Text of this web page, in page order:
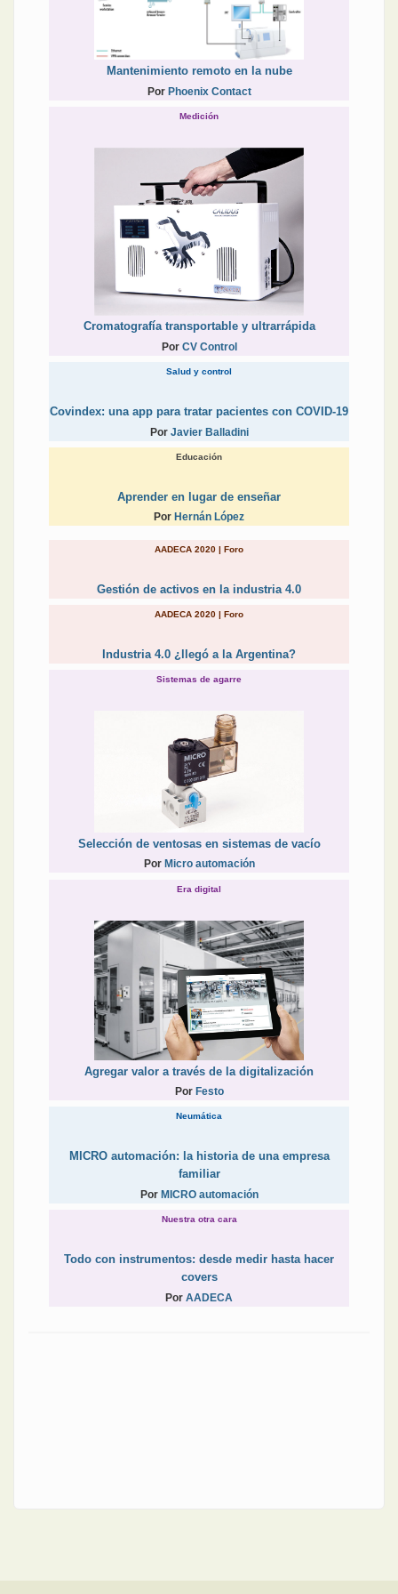
Mantenimiento remoto en la nube
Por Phoenix Contact
Medición
Cromatografía transportable y ultrarrápida
Por CV Control
Salud y control
Covindex: una app para tratar pacientes con COVID-19
Por Javier Balladini
Educación
Aprender en lugar de enseñar
Por Hernán López
AADECA 2020 | Foro
Gestión de activos en la industria 4.0
AADECA 2020 | Foro
Industria 4.0 ¿llegó a la Argentina?
Sistemas de agarre
Selección de ventosas en sistemas de vacío
Por Micro automación
Era digital
Agregar valor a través de la digitalización
Por Festo
Neumática
MICRO automación: la historia de una empresa
familiar
Por MICRO automación
Nuestra otra cara
Todo con instrumentos: desde medir hasta hacer
covers
Por AADECA